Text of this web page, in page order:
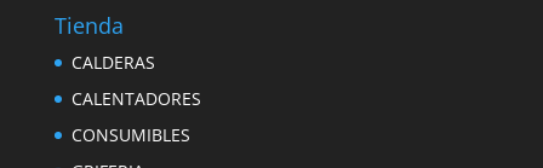
Tienda
CALDERAS
CALENTADORES
CONSUMIBLES